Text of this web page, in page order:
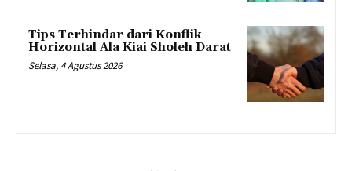
Tips Terhindar dari Konflik
Horizontal Ala Kiai Sholeh Darat
Selasa, 4 Agustus 2026